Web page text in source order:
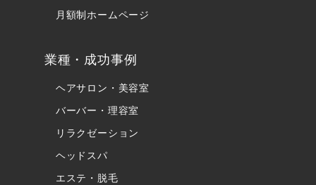
月額制ホームページ
業種・成功事例
ヘアサロン・美容室
バーバー・理容室
リラクゼーション
ヘッドスパ
エステ・脱毛